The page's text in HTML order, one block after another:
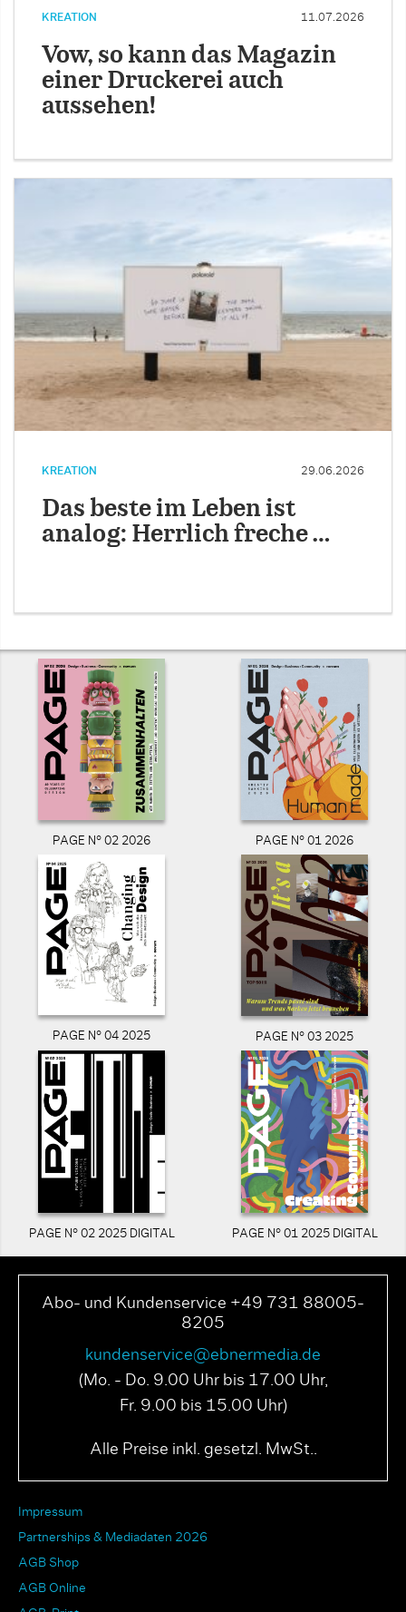
KREATION 11.07.2026
Vow, so kann das Magazin
einer Druckerei auch
aussehen!
KREATION 29.06.2026
Das beste im Leben ist
analog: Herrlich freche …
PAGE N° 02 2026 PAGE N° 01 2026
PAGE N° 04 2025 PAGE N° 03 2025
PAGE N° 02 2025 DIGITAL PAGE N° 01 2025 DIGITAL
Abo- und Kundenservice +49 731 88005-
8205
kundenservice@ebnermedia.de
(Mo. - Do. 9.00 Uhr bis 17.00 Uhr,
Fr. 9.00 bis 15.00 Uhr)
Alle Preise inkl. gesetzl. MwSt..
Impressum
Partnerships & Mediadaten 2026
AGB Shop
AGB Online